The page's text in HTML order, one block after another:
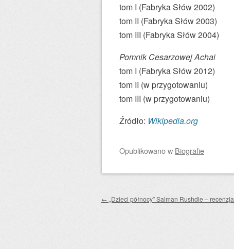
tom I (Fabryka Słów 2002)
tom II (Fabryka Słów 2003)
tom III (Fabryka Słów 2004)
Pomnik Cesarzowej Achai
tom I (Fabryka Słów 2012)
tom II (w przygotowaniu)
tom III (w przygotowaniu)
Źródło: Wikipedia.org
Opublikowanow Biografie
Zobacz wpisy
← „Dzieci północy” Salman Rushdie – recenzja